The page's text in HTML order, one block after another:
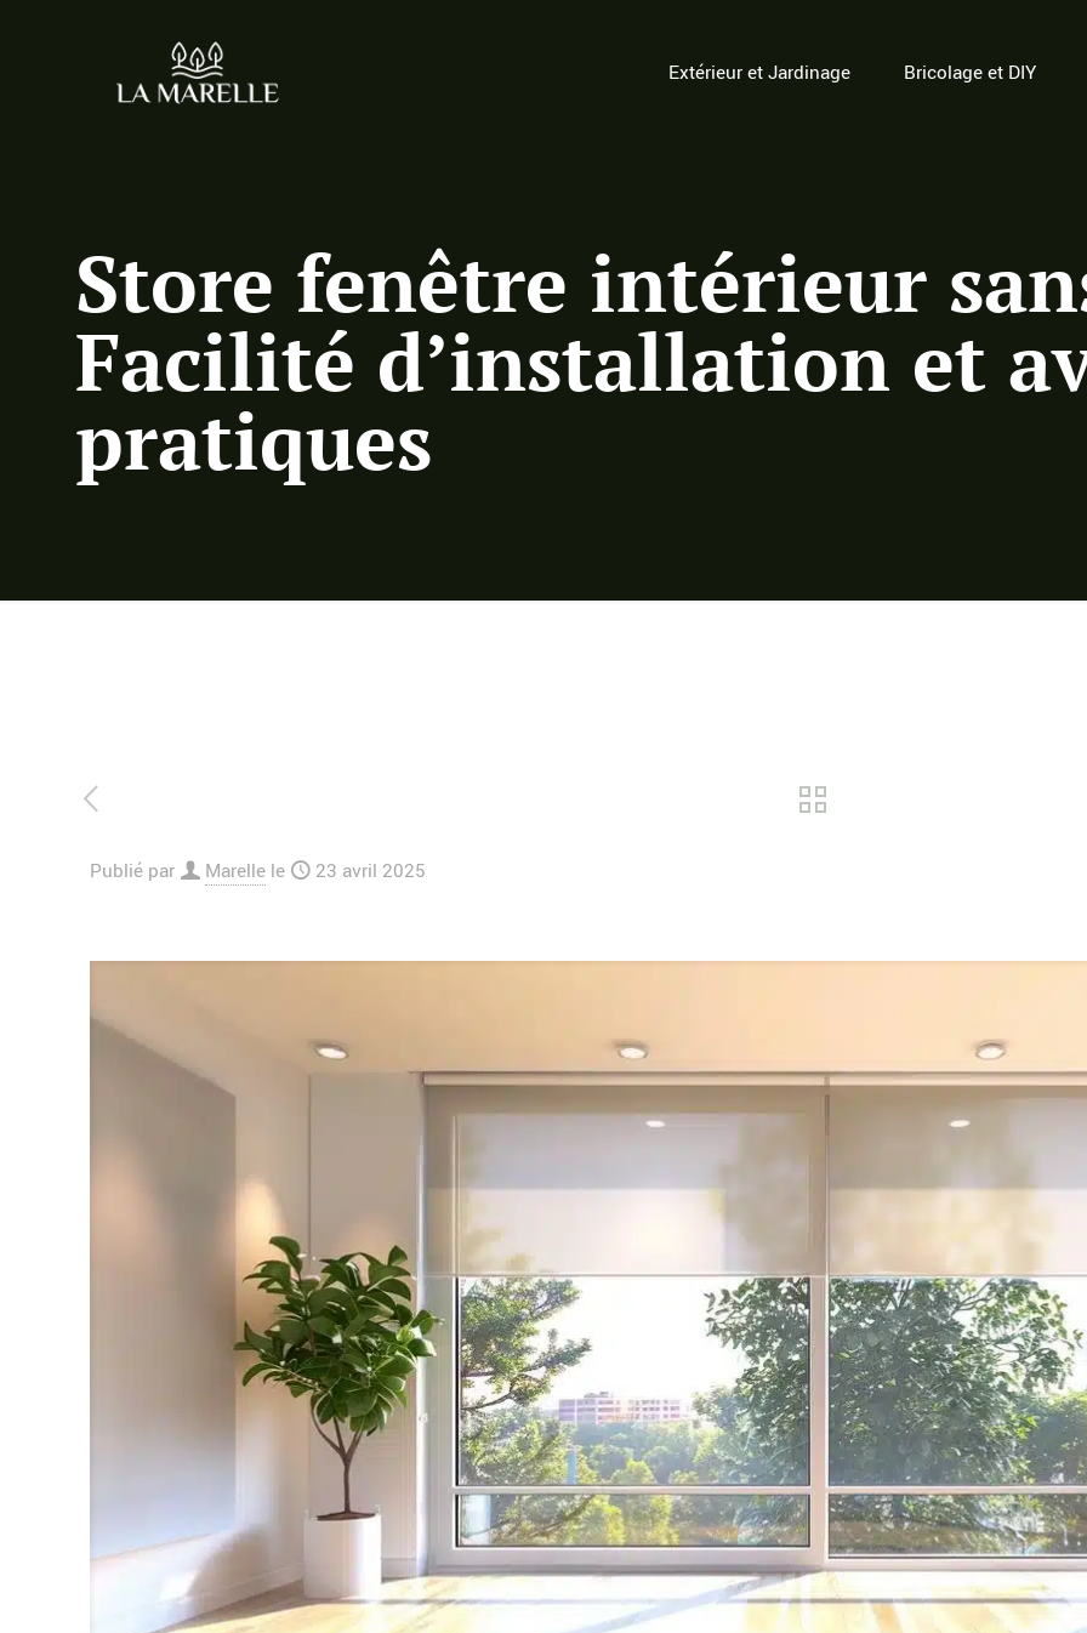
Extérieur et Jardinage Bricolage et DIY
Store fenêtre intérieur
Facilité d’installation et
pratiques
Publié par Marelle le 23 avril 2025